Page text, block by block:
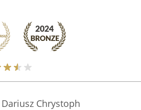
Dariusz Chrystoph